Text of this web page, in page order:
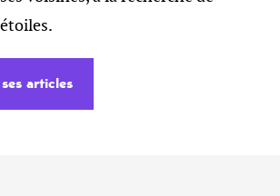
articles